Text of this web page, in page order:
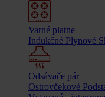
Varné platne
Indukčné Plynové
Odsávače pár
Ostrovčekové